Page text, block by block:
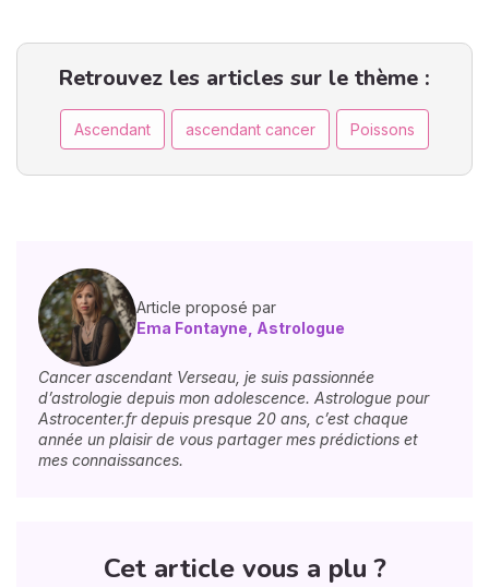
Retrouvez les articles sur le thème :
Ascendant ascendant cancer Poissons
Article proposé par
Ema Fontayne, Astrologue
Cancer ascendant Verseau, je suis passionnée
d’astrologie depuis mon adolescence. Astrologue pour
Astrocenter.fr depuis presque 20 ans, c’est chaque
année un plaisir de vous partager mes prédictions et
mes connaissances.
Cet article vous a plu ?